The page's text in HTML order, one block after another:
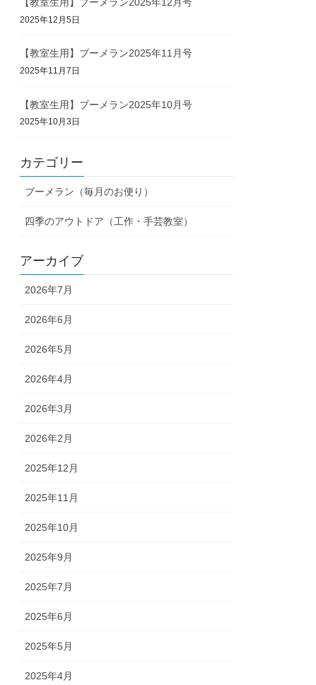
2025年12月5日
【教室生用】ブーメラン2025年11月号
2025年11月7日
【教室生用】ブーメラン2025年10月号
2025年10月3日
カテゴリー
ブーメラン（毎月のお便り）
四季のアウトドア（工作・手芸教室）
アーカイブ
2026年7月
2026年6月
2026年5月
2026年4月
2026年3月
2026年2月
2025年12月
2025年11月
2025年10月
2025年9月
2025年7月
2025年6月
2025年5月
2025年4月